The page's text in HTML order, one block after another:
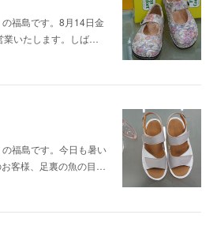
福島です。8月14日金
業いたします。しば…
福島です。今日も暑い
客様、足裏の魚の目…